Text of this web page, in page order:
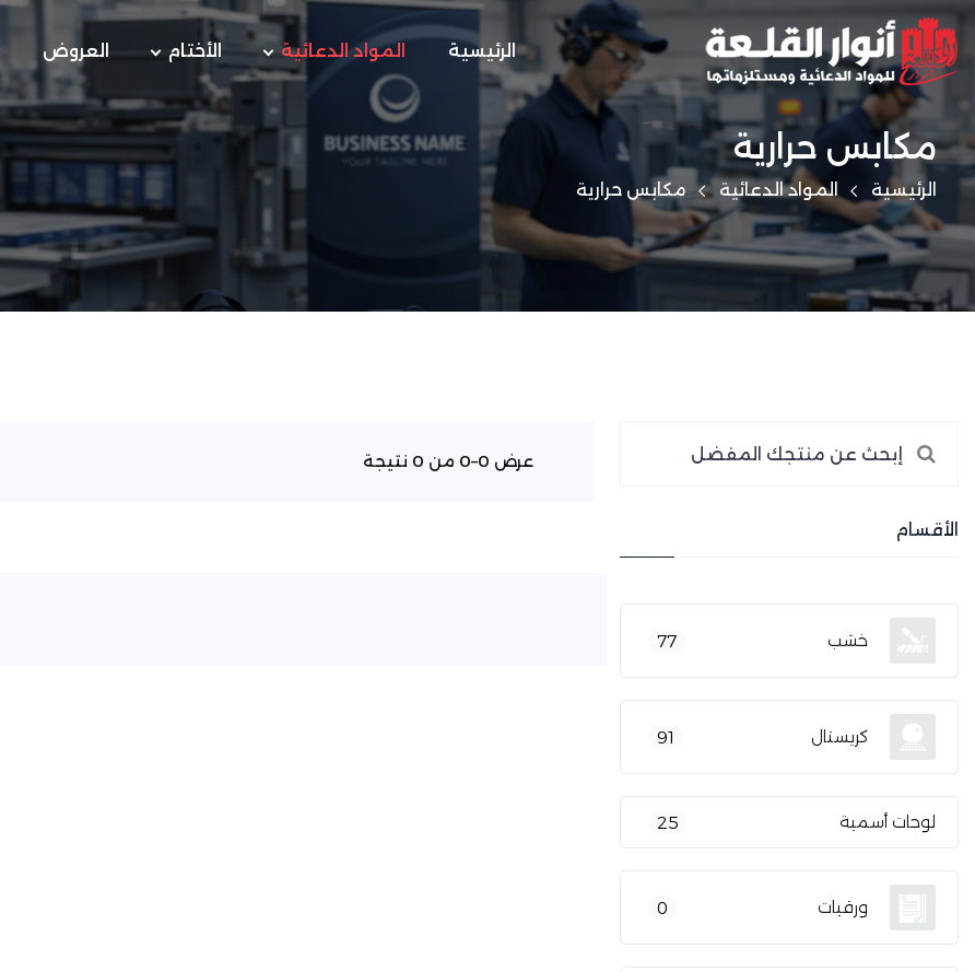
الرئيسية المواد الدعائية الأختام العروض
مكابس حرارية
الرئيسية المواد الدعائية مكابس حرارية
الأقسام
خشب 77
كريستال 91
لوحات أسمية 25
ورقيات 0
عرض 0–0 من 0 نتيجة